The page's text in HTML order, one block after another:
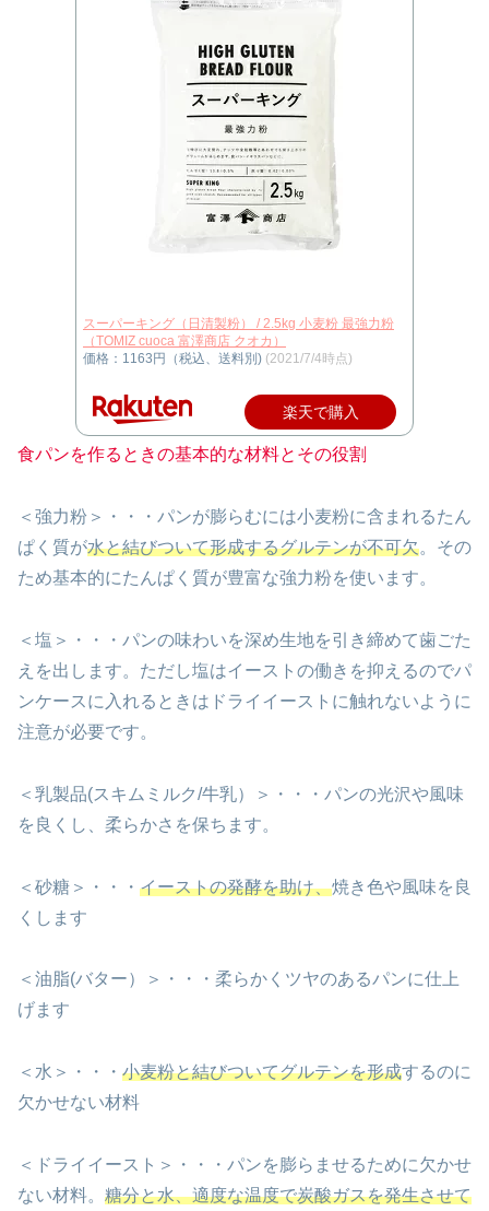
スーパーキング（日清製粉） / 2.5kg 小麦粉 最強力粉
（TOMIZ cuoca 富澤商店 クオカ）
価格：1163円（税込、送料別) (2021/7/4時点)
楽天で購入
食パンを作るときの基本的な材料とその役割
＜強力粉＞・・・パンが膨らむには小麦粉に含まれるたん
ぱく質が水と結びついて形成するグルテンが不可欠。その
ため基本的にたんぱく質が豊富な強力粉を使います。
＜塩＞・・・パンの味わいを深め生地を引き締めて歯ごた
えを出します。ただし塩はイーストの働きを抑えるのでパ
ンケースに入れるときはドライイーストに触れないように
注意が必要です。
＜乳製品(スキムミルク/牛乳）＞・・・パンの光沢や風味
を良くし、柔らかさを保ちます。
＜砂糖＞・・・ イーストの発酵を助け、焼き色や風味を良
くします
＜油脂(バター）＞・・・柔らかくツヤのあるパンに仕上
げます
＜水＞・・・ 小麦粉と結びついてグルテンを形成するのに
欠かせない材料
＜ドライイースト＞・・・パンを膨らませるために欠かせ
ない材料。 糖分と水、適度な温度で炭酸ガスを発生させて